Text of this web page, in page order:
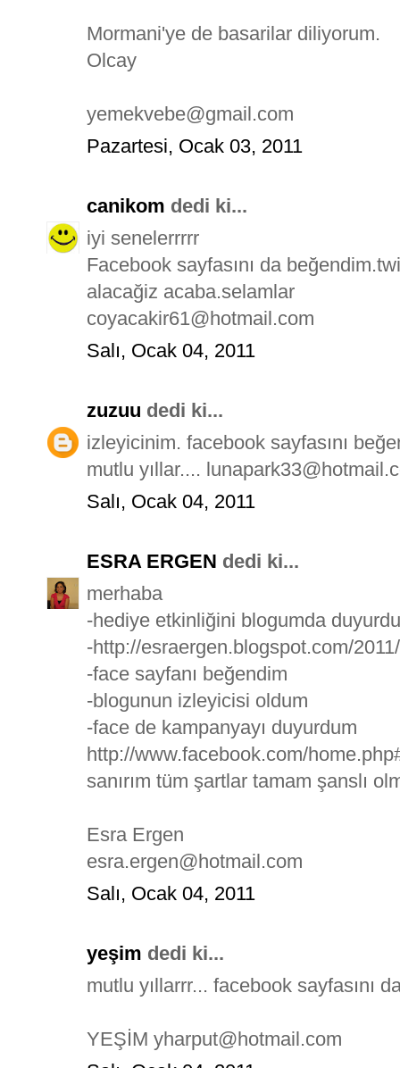
Mormani'ye de basarilar diliyorum.
Olcay
yemekvebe@gmail.com
Pazartesi, Ocak 03, 2011
canikom dedi ki...
iyi senelerrrrr
Facebook sayfasını da
alacağiz acaba.selamlar
coyacakir61@hotmail.com
Salı, Ocak 04, 2011
zuzuu dedi ki...
izleyicinim. facebook sayfasını
mutlu yıllar....
Salı, Ocak 04, 2011
ESRA ERGEN dedi ki...
merhaba
-hediye etkinliğini blogumda
-http://esraergen.blogspot.com/
-face sayfanı beğendim
-blogunun izleyicisi oldum
-face de kampanyayı duyurdum
http://www.facebook.com/
sanırım tüm şartlar tamam şanslı
Esra Ergen
esra.ergen@hotmail.com
Salı, Ocak 04, 2011
yeşim dedi ki...
mutlu yıllarrr... facebook sayfasını
YEŞİM yharput@hotmail.com